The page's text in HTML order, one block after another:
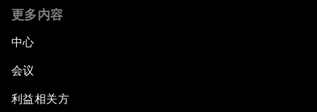
更多内容
中心
会议
利益相关方